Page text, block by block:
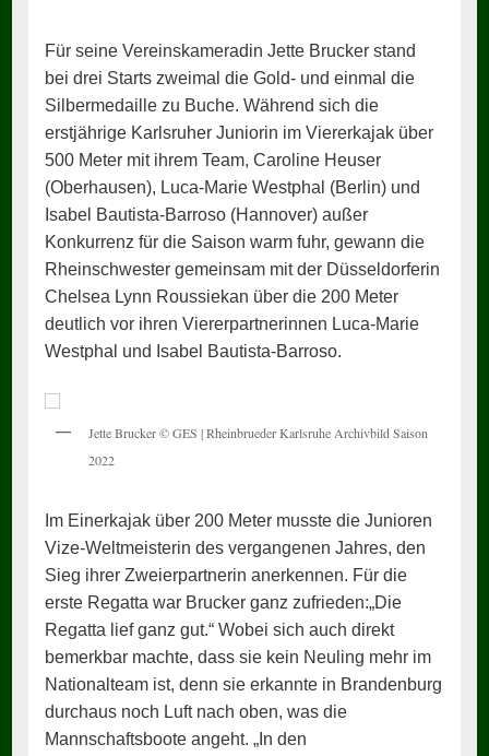
Für seine Vereinskameradin Jette Brucker stand
bei drei Starts zweimal die Gold- und einmal die
Silbermedaille zu Buche. Während sich die
erstjährige Karlsruher Juniorin im Viererkajak über
500 Meter mit ihrem Team, Caroline Heuser
(Oberhausen), Luca-Marie Westphal (Berlin) und
Isabel Bautista-Barroso (Hannover) außer
Konkurrenz für die Saison warm fuhr, gewann die
Rheinschwester gemeinsam mit der Düsseldorferin
Chelsea Lynn Roussiekan über die 200 Meter
deutlich vor ihren Viererpartnerinnen Luca-Marie
Westphal und Isabel Bautista-Barroso.
Jette Brucker © GES | Rheinbrueder Karlsruhe Archivbild Saison
2022
Im Einerkajak über 200 Meter musste die Junioren
Vize-Weltmeisterin des vergangenen Jahres, den
Sieg ihrer Zweierpartnerin anerkennen. Für die
erste Regatta war Brucker ganz zufrieden:„Die
Regatta lief ganz gut.“ Wobei sich auch direkt
bemerkbar machte, dass sie kein Neuling mehr im
Nationalteam ist, denn sie erkannte in Brandenburg
durchaus noch Luft nach oben, was die
Mannschaftsboote angeht. „In den